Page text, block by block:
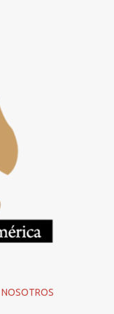
Rueda y Felipe
NOSOTROS